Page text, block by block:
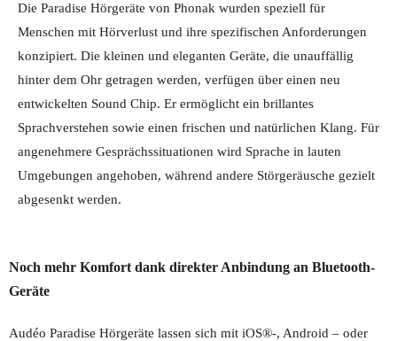
Die Paradise Hörgeräte von Phonak wurden speziell für
Menschen mit Hörverlust und ihre spezifischen Anforderungen
konzipiert. Die kleinen und eleganten Geräte, die unauffällig
hinter dem Ohr getragen werden, verfügen über einen neu
entwickelten Sound Chip. Er ermöglicht ein brillantes
Sprachverstehen sowie einen frischen und natürlichen Klang. Für
angenehmere Gesprächssituationen wird Sprache in lauten
Umgebungen angehoben, während andere Störgeräusche gezielt
abgesenkt werden.
Noch mehr Komfort dank direkter Anbindung an Bluetooth-
Geräte
Audéo Paradise Hörgeräte lassen sich mit iOS®-, Android – oder